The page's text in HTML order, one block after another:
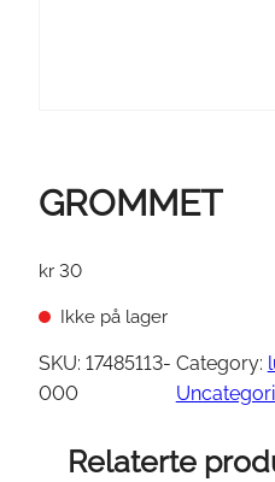
GROMMET
kr 30
Ikke på lager
SKU: 17485113-
000
Category:
Relaterte